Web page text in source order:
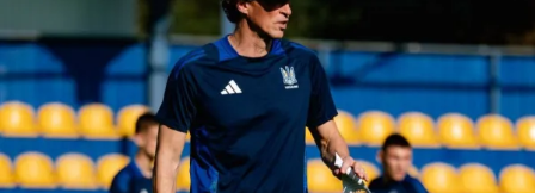
Букмекери
Казино